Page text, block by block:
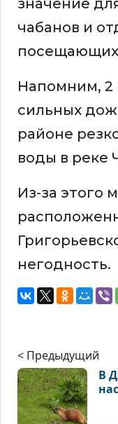
значение
чабанов и
Напомним, 2
сильных
районе
воды в реке
Из-за этого
негодность.
< Предыдущий
В